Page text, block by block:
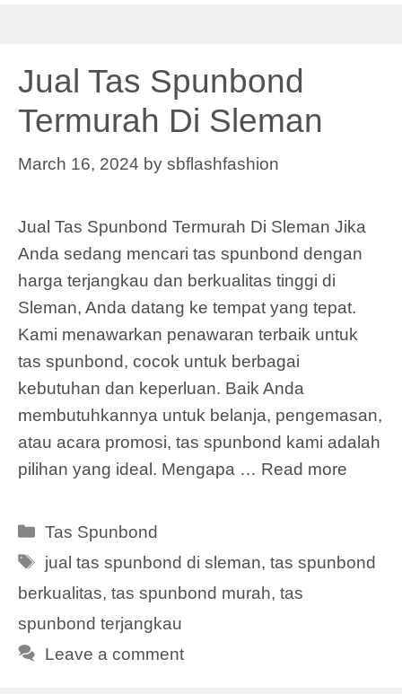
Jual Tas Spunbond
Termurah Di Sleman
March 16, 2024 by sbflashfashion
Jual Tas Spunbond Termurah Di Sleman Jika
Anda sedang mencari tas spunbond dengan
harga terjangkau dan berkualitas tinggi di
Sleman, Anda datang ke tempat yang tepat.
Kami menawarkan penawaran terbaik untuk
tas spunbond, cocok untuk berbagai
kebutuhan dan keperluan. Baik Anda
membutuhkannya untuk belanja, pengemasan,
atau acara promosi, tas spunbond kami adalah
pilihan yang ideal. Mengapa … Read more
Categories
Tas Spunbond
Tags
jual tas spunbond di sleman,tas spunbond
berkualitas, tas spunbond murah, tas
spunbond terjangkau
Leave a comment